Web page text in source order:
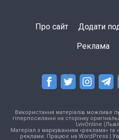
Про сайт Додати
Реклама
Використання матеріалів можливе
гіперпосиланні на сторінку
LvivOnline
Матеріал з маркуванням «реклама» та
реклами. Працює на WordPress|